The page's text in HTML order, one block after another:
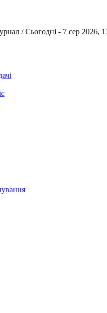
/Сьогодні - 7 сер 2026,